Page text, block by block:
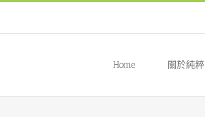
Home 關於純粹